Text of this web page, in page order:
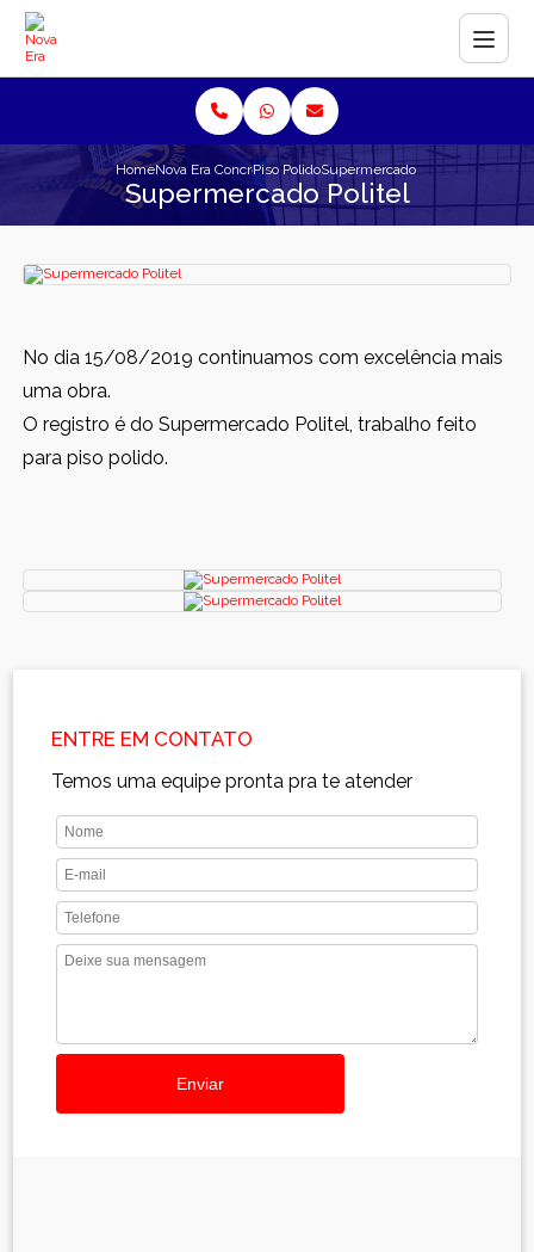
HomeNova Era ConcretoPiso PolidoSupermercado Politel
Supermercado Politel
No dia 15/08/2019 continuamos com excelência mais
uma obra.
O registro é do Supermercado Politel, trabalho feito
para piso polido.
ENTRE EM CONTATO
Temos uma equipe pronta pra te atender